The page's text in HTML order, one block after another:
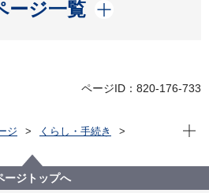
ージ一覧
開く
ページID：820-176-733
ジ
くらし・手続き
現在
ージトップへ